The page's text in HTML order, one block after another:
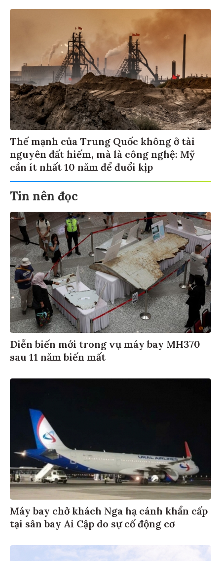
Thế mạnh của Trung Quốc không ở tài
nguyên đất hiếm, mà là công nghệ: Mỹ
cần ít nhất 10 năm để đuổi kịp
Tin nên đọc
Diễn biến mới trong vụ máy bay MH370
sau 11 năm biến mất
Máy bay chở khách Nga hạ cánh khẩn cấp
tại sân bay Ai Cập do sự cố động cơ